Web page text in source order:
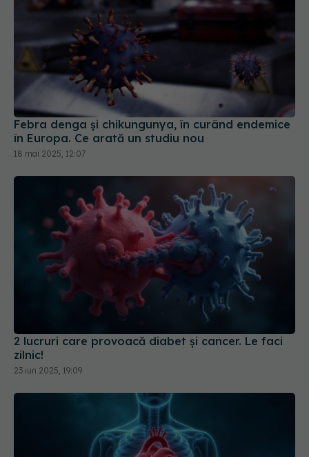
Febra denga şi chikungunya, în curând endemice
în Europa. Ce arată un studiu nou
18 mai 2025, 12:07
2 lucruri care provoacă diabet și cancer. Le faci